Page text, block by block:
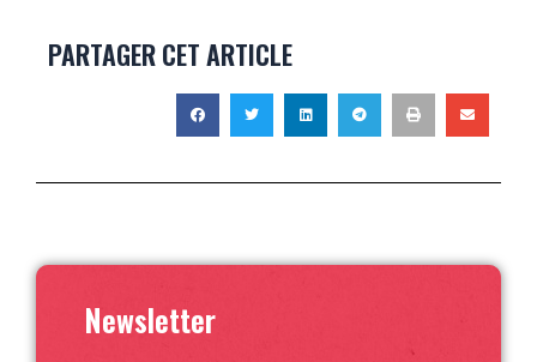
PARTAGER CET ARTICLE
Newsletter